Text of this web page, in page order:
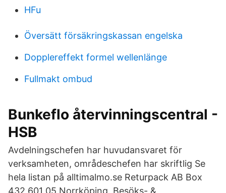
HFu
Översätt försäkringskassan engelska
Dopplereffekt formel wellenlänge
Fullmakt ombud
Bunkeflo återvinningscentral -
HSB
Avdelningschefen har huvudansvaret för
verksamheten, områdeschefen har skriftlig Se
hela listan på alltimalmo.se Returpack AB Box
432 601 05 Norrköping. Besöks- &